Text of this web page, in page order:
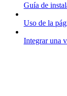
Guía de
Uso de la
Integrar una